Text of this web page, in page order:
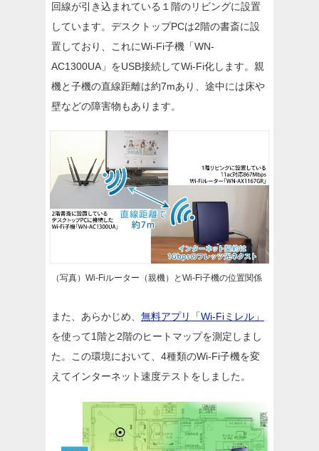
回線が引き込まれている１階のリビングに設置
しています。デスクトップPCは2階の書斎に設
置しており、これにWi-Fi子機「WN-
AC1300UA」をUSB接続してWi-Fi化します。親
機と子機の直線距離は約7mあり、途中には床や
壁などの障害物もあります。
（写真）Wi-Fiルーター（親機）とWi-Fi子機の位置関係
また、あらかじめ、 無料アプリ「Wi-Fiミレル」
を使って1階と2階のヒートマップを測定しまし
た。この環境において、4種類のWi-Fi子機を変
えてインターネット速度テストをしました。